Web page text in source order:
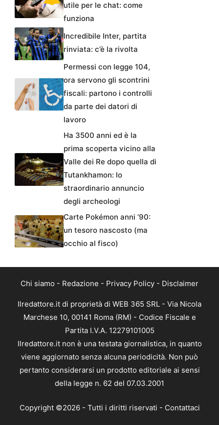
utile per le chat: come
funziona
Incredibile Inter, partita
rinviata: c’è la rivolta
Permessi con legge 104,
ora servono gli scontrini
fiscali: partono i controlli
da parte dei datori di
lavoro
Ha 3500 anni ed è la
prima scoperta vicino alla
Valle dei Re dopo quella di
Tutankhamon: lo
straordinario annuncio
degli archeologi
Carte Pokémon anni ’90:
un tesoro nascosto (ma
occhio al fisco)
Chi siamo - Redazione - Privacy Policy - Disclaimer
Ilredattore.it di proprietà di WEB 365 SRL - Via Nicola
Marchese 10, 00141 Roma (RM) - Codice Fiscale e
Partita I.V.A. 12279101005
Ilredattore.it non è una testata giornalistica, in quanto
viene aggiornato senza alcuna periodicità. Non può
pertanto considerarsi un prodotto editoriale ai sensi
della legge n. 62 del 07.03.2001
Copyright ©2026 - Tutti i diritti riservati - Contattaci